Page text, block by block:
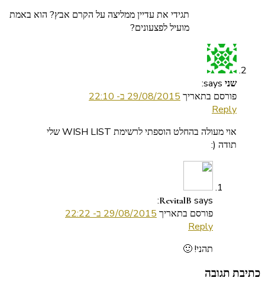
תגידי את עדיין ממליצה על הקרם אבץ? הוא באמת
מועיל לפצעונים?
שני says:
פורסם בתאריך 29/08/2015 ב- 22:10
Reply
אוי מעולה בהחלט הוספתי לרשימת WISH LIST שלי
תודה (:
RevitalB says:
פורסם בתאריך 29/08/2015 ב- 22:22
Reply
תהני! 🙂
כתיבת תגובה